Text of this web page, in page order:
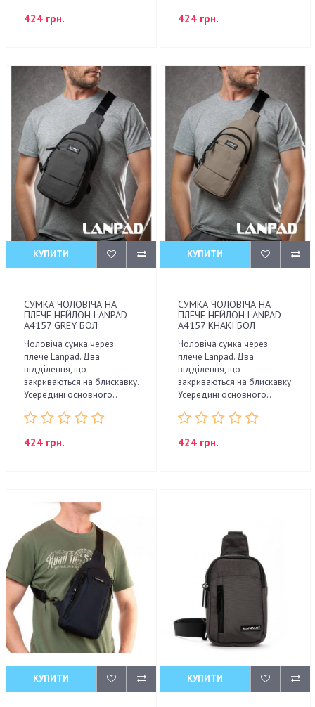
424 грн. 424 грн.
КУПИТИ
СУМКА ЧОЛОВІЧА НА
ПЛЕЧЕ НЕЙЛОН LANPAD
A4157 GREY БОЛ
Чоловіча сумка через
плече Lanpad. Два
відділення, що
закриваються на блискавку.
Усередині основного..
424 грн.
КУПИТИ
СУМКА ЧОЛОВІЧА НА
ПЛЕЧЕ НЕЙЛОН LANPAD
A4157 KHAKI БОЛ
Чоловіча сумка через
плече Lanpad. Два
відділення, що
закриваються на блискавку.
Усередині основного..
424 грн.
КУПИТИ КУПИТИ